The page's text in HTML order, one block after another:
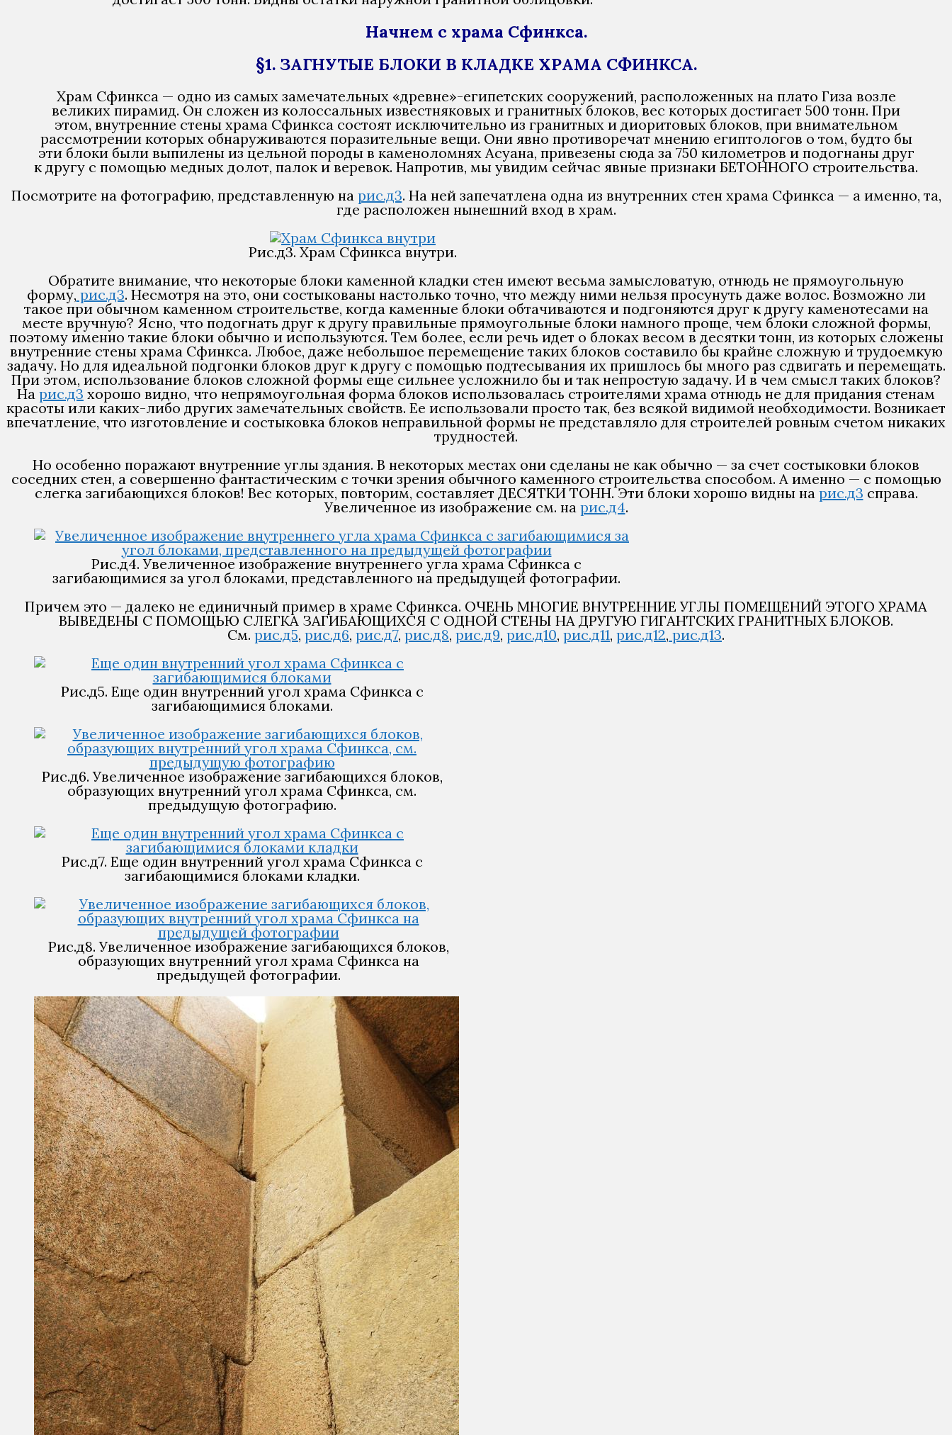
Начнем с храма Сфинкса.
§1. ЗАГНУТЫЕ БЛОКИ В КЛАДКЕ ХРАМА СФИНКСА.
Храм Сфинкса — одно из самых замечательных «древне»-египетских сооружений, расположенных на плато Гиза возле
великих пирамид. Он сложен из колоссальных известняковых и гранитных блоков, вес которых достигает 500 тонн. При
этом, внутренние стены храма Сфинкса состоят исключительно из гранитных и диоритовых блоков, при внимательном
рассмотрении которых обнаруживаются поразительные вещи. Они явно противоречат мнению египтологов о том, будто бы
эти блоки были выпилены из цельной породы в каменоломнях Асуана, привезены сюда за 750 километров и подогнаны друг
к другу с помощью медных долот, палок и веревок. Напротив, мы увидим сейчас явные признаки БЕТОННОГО строительства.
Посмотрите на фотографию, представленную на рис.д3. На ней запечатлена одна из внутренних стен храма Сфинкса — а именно, та,
где расположен нынешний вход в храм.
Рис.д3. Храм Сфинкса внутри.
Обратите внимание, что некоторые блоки каменной кладки стен имеют весьма замысловатую, отнюдь не прямоугольную
форму, рис.д3. Несмотря на это, они состыкованы настолько точно, что между ними нельзя просунуть даже волос. Возможно ли
такое при обычном каменном строительстве, когда каменные блоки обтачиваются и подгоняются друг к другу каменотесами на
месте вручную? Ясно, что подогнать друг к другу правильные прямоугольные блоки намного проще, чем блоки сложной формы,
поэтому именно такие блоки обычно и используются. Тем более, если речь идет о блоках весом в десятки тонн, из которых сложены
внутренние стены храма Сфинкса. Любое, даже небольшое перемещение таких блоков составило бы крайне сложную и трудоемкую
задачу. Но для идеальной подгонки блоков друг к другу с помощью подтесывания их пришлось бы много раз сдвигать и перемещать.
При этом, использование блоков сложной формы еще сильнее усложнило бы и так непростую задачу. И в чем смысл таких блоков?
На рис.д3 хорошо видно, что непрямоугольная форма блоков использовалась строителями храма отнюдь не для придания стенам
красоты или каких-либо других замечательных свойств. Ее использовали просто так, без всякой видимой необходимости. Возникает
впечатление, что изготовление и состыковка блоков неправильной формы не представляло для строителей ровным счетом никаких
трудностей.
Но особенно поражают внутренние углы здания. В некоторых местах они сделаны не как обычно — за счет состыковки блоков
соседних стен, а совершенно фантастическим с точки зрения обычного каменного строительства способом. А именно — с помощью
слегка загибающихся блоков! Вес которых, повторим, составляет ДЕСЯТКИ ТОНН. Эти блоки хорошо видны на рис.д3 справа.
Увеличенное из изображение см. на рис.д4.
Рис.д4. Увеличенное изображение внутреннего угла храма Сфинкса с
загибающимися за угол блоками, представленного на предыдущей фотографии.
Причем это — далеко не единичный пример в храме Сфинкса. ОЧЕНЬ МНОГИЕ ВНУТРЕННИЕ УГЛЫ ПОМЕЩЕНИЙ ЭТОГО ХРАМА
ВЫВЕДЕНЫ С ПОМОЩЬЮ СЛЕГКА ЗАГИБАЮЩИХСЯ С ОДНОЙ СТЕНЫ НА ДРУГУЮ ГИГАНТСКИХ ГРАНИТНЫХ БЛОКОВ.
См. рис.д5, рис.д6, рис.д7, рис.д8,рис.д9, рис.д10, рис.д11, рис.д12, рис.д13.
Рис.д5. Еще один внутренний угол храма Сфинкса с
загибающимися блоками.
Рис.д6. Увеличенное изображение загибающихся блоков,
образующих внутренний угол храма Сфинкса, см.
предыдущую фотографию.
Рис.д7. Еще один внутренний угол храма Сфинкса с
загибающимися блоками кладки.
Рис.д8. Увеличенное изображение загибающихся блоков,
образующих внутренний угол храма Сфинкса на
предыдущей фотографии.